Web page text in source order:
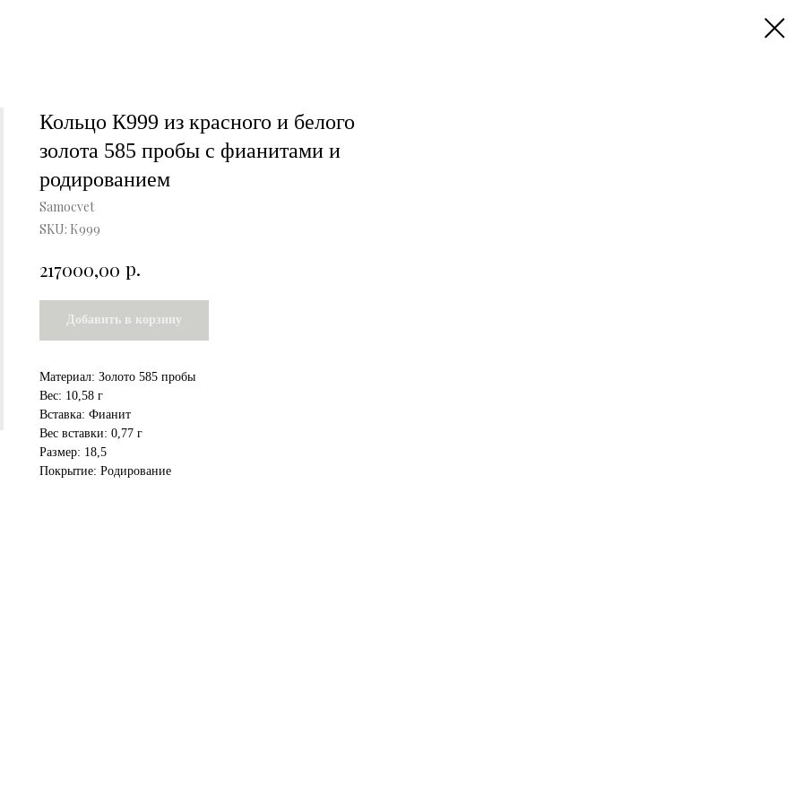
Кольцо К999 из красного и белого
золота 585 пробы с фианитами и
родированием
Samocvet
SKU: К999
217000,00 р.
Добавить в корзину
Материал: Золото 585 пробы
Вес: 10,58 г
Вставка: Фианит
Вес вставки: 0,77 г
Размер: 18,5
Покрытие: Родирование